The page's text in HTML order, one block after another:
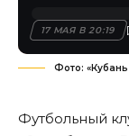
17 МАЯ В 20:19
Фото:
Футбольный